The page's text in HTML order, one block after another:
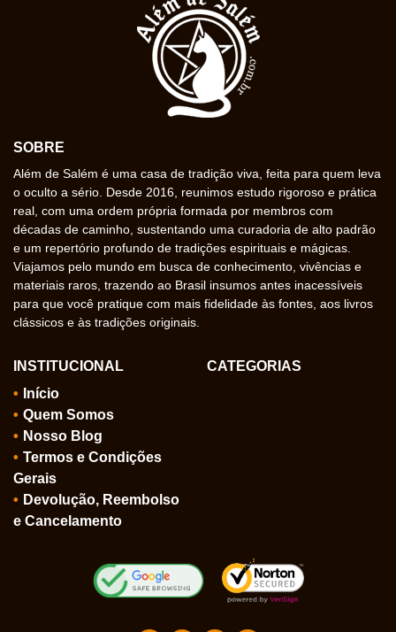
SOBRE
Além de Salém é uma casa de tradição viva, feita para quem leva
o oculto a sério. Desde 2016, reunimos estudo rigoroso e prática
real, com uma ordem própria formada por membros com
décadas de caminho, sustentando uma curadoria de alto padrão
e um repertório profundo de tradições espirituais e mágicas.
Viajamos pelo mundo em busca de conhecimento, vivências e
materiais raros, trazendo ao Brasil insumos antes inacessíveis
para que você pratique com mais fidelidade às fontes, aos livros
clássicos e às tradições originais.
INSTITUCIONAL
Início
Quem Somos
Nosso Blog
Termos e Condições
Gerais
Devolução, Reembolso
e Cancelamento
CATEGORIAS